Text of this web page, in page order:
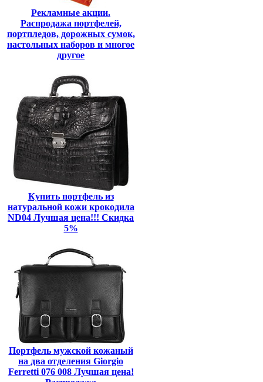
Рекламные акции.
Распродажа портфелей,
портпледов, дорожных сумок,
настольных наборов и многое
другое
Купить портфель из
натуральной кожи крокодила
ND04 Лучшая цена!!! Скидка
5%
Портфель мужской кожаный
на два отделения Giorgio
Ferretti 076 008 Лучшая цена!